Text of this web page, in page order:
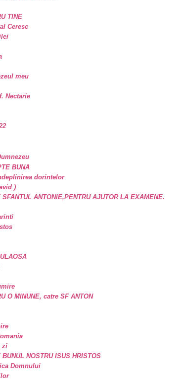
TINE
Ceresc
meu
Nectarie
BUNA
dorintelor
)
SFANTUL ANTONIE,PENTRU AJUTOR LA EXAMENE.
O MINUNE, catre SF ANTON
zi
BUNUL NOSTRU ISUS HRISTOS
Domnului